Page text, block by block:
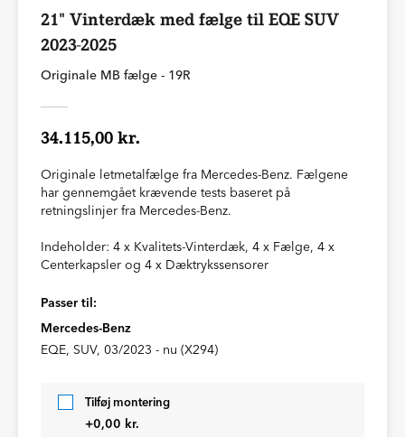
21" Vinterdæk med fælge til EQE SUV
2023-2025
Originale MB fælge - 19R
34.115,00 kr.
Originale letmetalfælge fra Mercedes-Benz. Fælgene
har gennemgået krævende tests baseret på
retningslinjer fra Mercedes-Benz.
Indeholder: 4 x Kvalitets-Vinterdæk, 4 x Fælge, 4 x
Centerkapsler og 4 x Dæktrykssensorer
Passer til:
Mercedes-Benz
EQE, SUV, 03/2023 - nu (X294)
Tilføj montering
+0,00 kr.